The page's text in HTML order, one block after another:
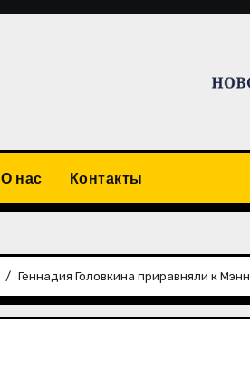
О нас Контакты
Геннадия Головкина приравняли к